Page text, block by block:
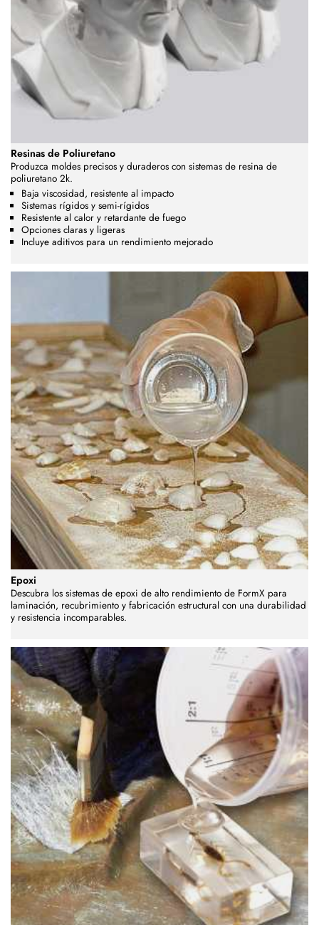
Resinas de Poliuretano
Produzca moldes precisos y duraderos con sistemas de resina de
poliuretano 2k.
Baja viscosidad, resistente al impacto
Sistemas rígidos y semi-rígidos
Resistente al calor y retardante de fuego
Opciones claras y ligeras
Incluye aditivos para un rendimiento mejorado
Epoxi
Descubra los sistemas de epoxi de alto rendimiento de FormX para
laminación, recubrimiento y fabricación estructural con una durabilidad
y resistencia incomparables.